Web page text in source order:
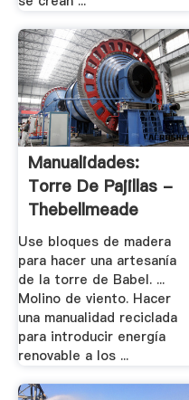
Manualidades:
Torre De Pajillas -
Thebellmeade
Use bloques de madera
para hacer una artesanía
de la torre de Babel. ...
Molino de viento. Hacer
una manualidad reciclada
para introducir energía
renovable a los ...